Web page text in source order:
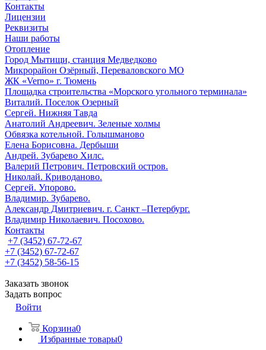
Контакты
Лицензии
Реквизиты
Наши работы
Отопление
Город Мытищи, станция Медведково
Микрорайон Озёрный, Переваловского МО
ЖК «Verno» г. Тюмень
Площадка строительства «Морского угольного терминала»
Виталий. Поселок Озерный
Сергей. Нижняя Тавда
Анатолий Андреевич. Зеленые холмы
Обвязка котельной. Голышманово
Елена Борисовна. Дербыши
Андрей. Зубарево Хилс.
Валерий Петрович. Петровский остров.
Николай. Криводаново.
Сергей. Упорово.
Владимир. Зубарево.
Александр Дмитриевич. г. Санкт –Петербург.
Владимир Николаевич. Посохово.
Контакты
+7 (3452) 67-72-67
+7 (3452) 67-72-67
+7 (3452) 58-56-15
Заказать звонок
Задать вопрос
Войти
Корзина0
Избранные товары0